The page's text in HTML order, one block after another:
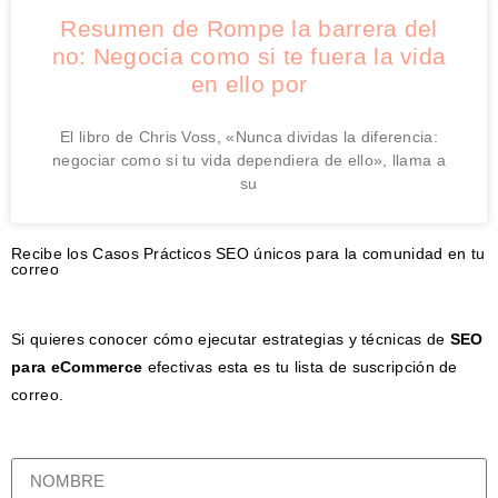
Resumen de Rompe la barrera del
no: Negocia como si te fuera la vida
en ello por
El libro de Chris Voss, «Nunca dividas la diferencia:
negociar como si tu vida dependiera de ello», llama a
su
Recibe los Casos Prácticos SEO únicos para la comunidad en tu
correo
Si quieres conocer cómo ejecutar estrategias y técnicas de SEO
para eCommerce efectivas esta es tu lista de suscripción de
correo.